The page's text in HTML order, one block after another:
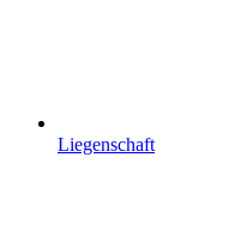
Liegenschaft